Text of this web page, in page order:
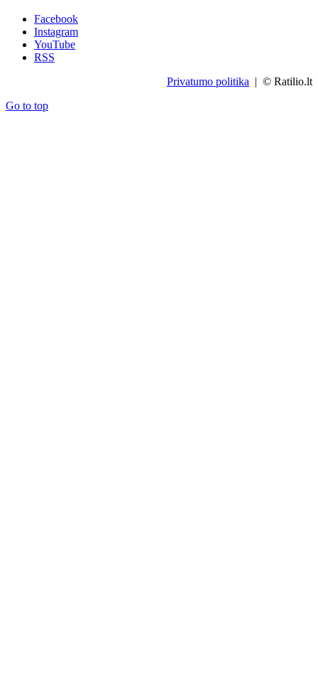
Facebook
Instagram
YouTube
RSS
Privatumo politika | © Ratilio.lt
Go to top